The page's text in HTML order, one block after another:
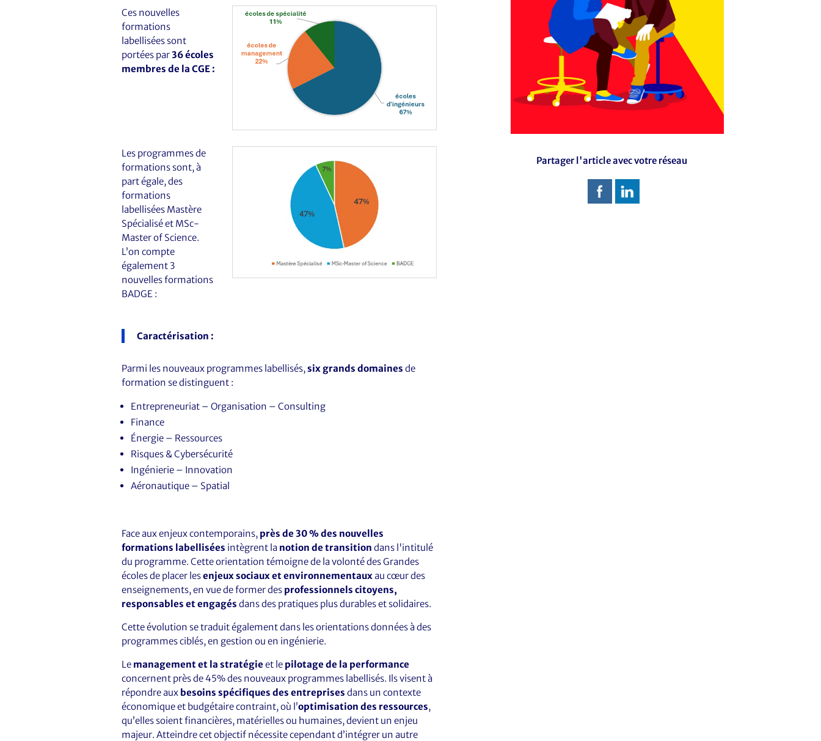
Partager l'article avec votre réseau
Ces nouvelles
formations
labellisées sont
portées par36 écoles
membres de la CGE :
Les programmes de
formations sont, à
part égale, des
formations
labellisées Mastère
Spécialisé et MSc-
Master of Science.
L’on compte
également 3
nouvelles formations
BADGE :
Caractérisation :
Parmi les nouveaux programmes labellisés,six grands domaines de
formation se distinguent :
Entrepreneuriat – Organisation – Consulting
Finance
Énergie – Ressources
Risques & Cybersécurité
Ingénierie – Innovation
Aéronautique – Spatial
Face aux enjeux contemporains, près de 30 % des nouvelles
formations labellisées intègrent la notion de transition dans l'intitulé
du programme. Cette orientation témoigne de la volonté des Grandes
écoles de placer lesenjeux sociaux et environnementauxau cœur des
enseignements, en vue de former des professionnels citoyens,
responsables et engagés dans des pratiques plus durables et solidaires.
Cette évolution se traduit également dans les orientations données à des
programmes ciblés, en gestion ou en ingénierie.
Le management et la stratégie et le pilotage de la performance
concernent près de 45% des nouveaux programmes labellisés. Ils visent à
répondre aux besoins spécifiques des entreprises dans un contexte
économique et budgétaire contraint, où l’optimisation des ressources,
qu’elles soient financières, matérielles ou humaines, devient un enjeu
majeur. Atteindre cet objectif nécessite cependant d’intégrer un autre